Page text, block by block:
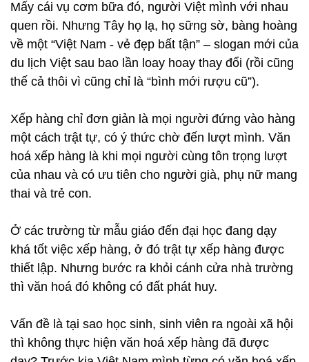
Mấy cái vụ cơm bữa đó, người Việt mình với nhau
quen rồi. Nhưng Tây họ lạ, họ sững sờ, bàng hoàng
về một “Việt Nam - vẻ đẹp bất tận” – slogan mới của
du lịch Việt sau bao lần loay hoay thay đổi (rồi cũng
thế cả thôi vì cũng chỉ là “bình mới rượu cũ”).
Xếp hàng chỉ đơn giản là mọi người đứng vào hàng
một cách trật tự, có ý thức chờ đến lượt mình. Văn
hoá xếp hàng là khi mọi người cùng tôn trọng lượt
của nhau và có ưu tiên cho người già, phụ nữ mang
thai và trẻ con.
Ở các trường từ mẫu giáo đến đại học đang dạy
khá tốt việc xếp hàng, ở đó trật tự xếp hàng được
thiết lập. Nhưng bước ra khỏi cánh cửa nhà trường
thì văn hoá đó không có đất phát huy.
Vấn đề là tại sao học sinh, sinh viên ra ngoài xã hội
thì không thực hiện văn hoá xếp hàng đã được